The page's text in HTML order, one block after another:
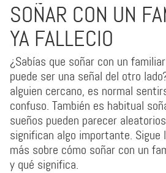
SOÑAR CON UN
YA FALLECIO
¿Sabías que soñar con un
puede ser una señal del otro
alguien cercano, es normal
confuso. También es habitual
sueños pueden parecer
significan algo importante. Sigue
más sobre cómo soñar con un
y qué significa.